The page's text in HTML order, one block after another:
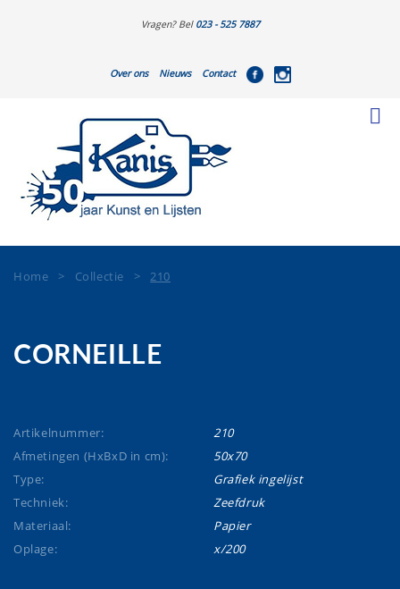
Vragen? Bel 023 - 525 7887
Over ons Nieuws Contact
Home > Collectie >210
CORNEILLE
Artikelnummer:
210
Afmetingen (HxBxD in cm):
50x70
Type:
Grafiek ingelijst
Techniek:
Zeefdruk
Materiaal:
Papier
Oplage:
x/200